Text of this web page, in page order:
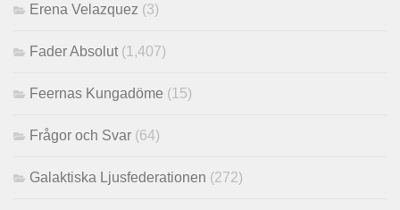
Erena Velazquez (3)
Fader Absolut (1,407)
Feernas Kungadöme (15)
Frågor och Svar (64)
Galaktiska Ljusfederationen (272)